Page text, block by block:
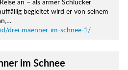
begleitet wird er von seinem
drei-maenner-im-schnee-1/
im Schnee